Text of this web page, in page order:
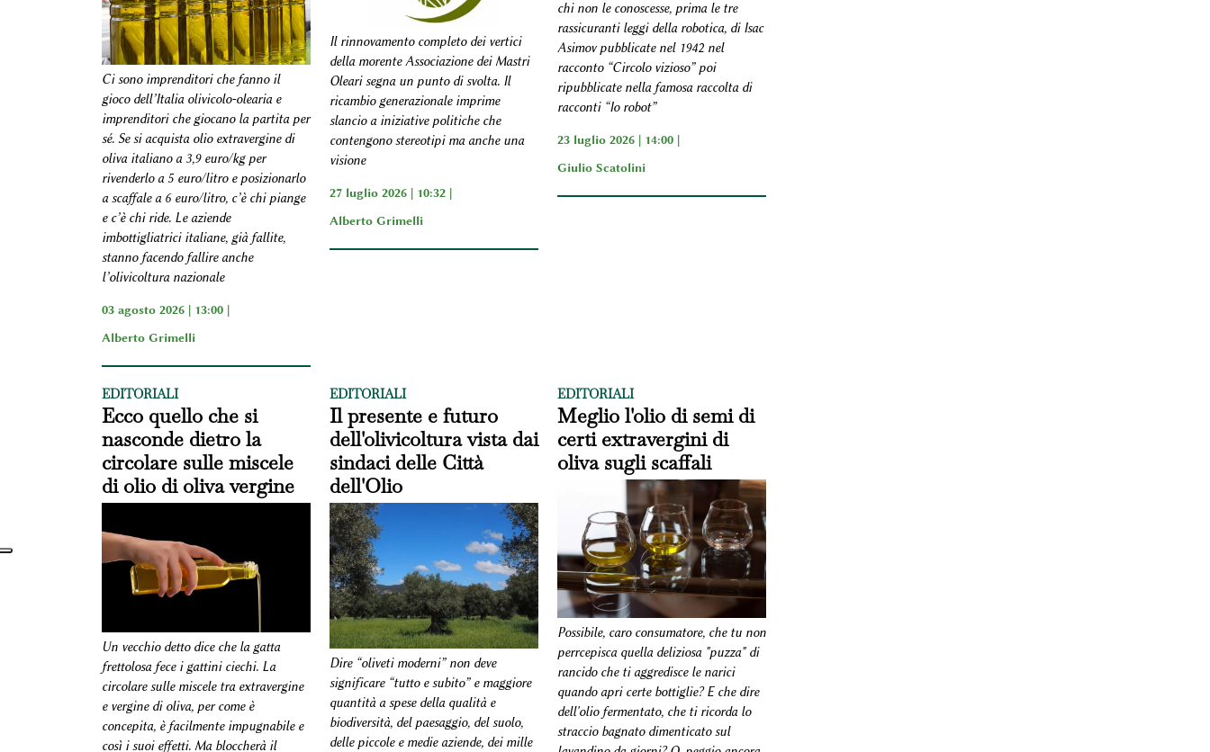
Ci sono imprenditori che fanno il
gioco dell’Italia olivicolo-olearia e
imprenditori che giocano la partita per
sé. Se si acquista olio extravergine di
oliva italiano a 3,9 euro/kg per
rivenderlo a 5 euro/litro e posizionarlo
a scaffale a 6 euro/litro, c’è chi piange
e c’è chi ride. Le aziende
imbottigliatrici italiane, già fallite,
stanno facendo fallire anche
l’olivicoltura nazionale
03 agosto 2026 | 13:00 |
Alberto Grimelli
Il rinnovamento completo dei vertici
della morente Associazione dei Mastri
Oleari segna un punto di svolta. Il
ricambio generazionale imprime
slancio a iniziative politiche che
contengono stereotipi ma anche una
visione
27 luglio 2026 | 10:32 |
Alberto Grimelli
chi non le conoscesse, prima le tre
rassicuranti leggi della robotica, di Isac
Asimov pubblicate nel 1942 nel
racconto “Circolo vizioso” poi
ripubblicate nella famosa raccolta di
racconti “Io robot”
23 luglio 2026 | 14:00 |
Giulio Scatolini
EDITORIALI
Ecco quello che si
nasconde dietro la
circolare sulle miscele
di olio di oliva vergine
Un vecchio detto dice che la gatta
frettolosa fece i gattini ciechi. La
circolare sulle miscele tra extravergine
e vergine di oliva, per come è
concepita, è facilmente impugnabile e
così i suoi effetti. Ma bloccherà il
EDITORIALI
Il presente e futuro
dell'olivicoltura vista dai
sindaci delle Città
dell'Olio
Dire “oliveti moderni” non deve
significare “tutto e subito” e maggiore
quantità a spese della qualità e
biodiversità, del paesaggio, del suolo,
delle piccole e medie aziende, dei mille
EDITORIALI
Meglio l'olio di semi di
certi extravergini di
oliva sugli scaffali
Possibile, caro consumatore, che tu non
perrcepisca quella deliziosa "puzza" di
rancido che ti aggredisce le narici
quando apri certe bottiglie? E che dire
dell'olio fermentato, che ti ricorda lo
straccio bagnato dimenticato sul